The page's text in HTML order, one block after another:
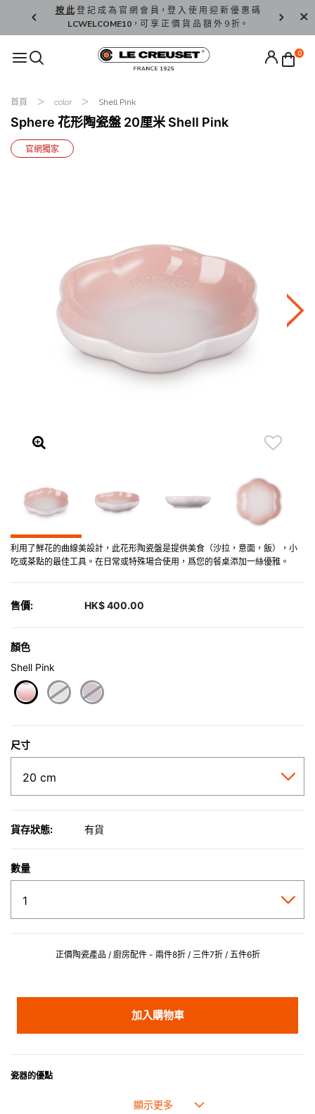
按 此登 記 成 為 官 網 會 員，登 入 使 用 迎 新 優 惠 碼
LCWELCOME10，可 享 正 價 貨 品 額 外 9 折。
香 港 / 澳
0
首頁 color Shell Pink
Sphere 花形陶瓷盤 20厘米 Shell Pink
官網獨家
利用了鮮花的曲線美設計，此花形陶瓷盤是提供美食（沙拉，意面，飯），小
吃或茶點的最佳工具。在日常或特殊場合使用，爲您的餐桌添加一絲優雅。
售價: HK$ 400.00
顏色
Shell Pink
尺寸
貨存狀態: 有貨
數量
正價陶瓷產品 / 廚房配件 - 兩件8折 / 三件7折 / 五件6折
加入購物車
瓷器的優點
• 耐熱性極佳，適用於微波爐，也可放入焗爐，耐熱程度高達260℃。